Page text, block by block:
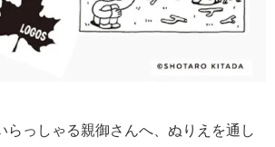
らっしゃる親御さんへ、ぬりえを通し